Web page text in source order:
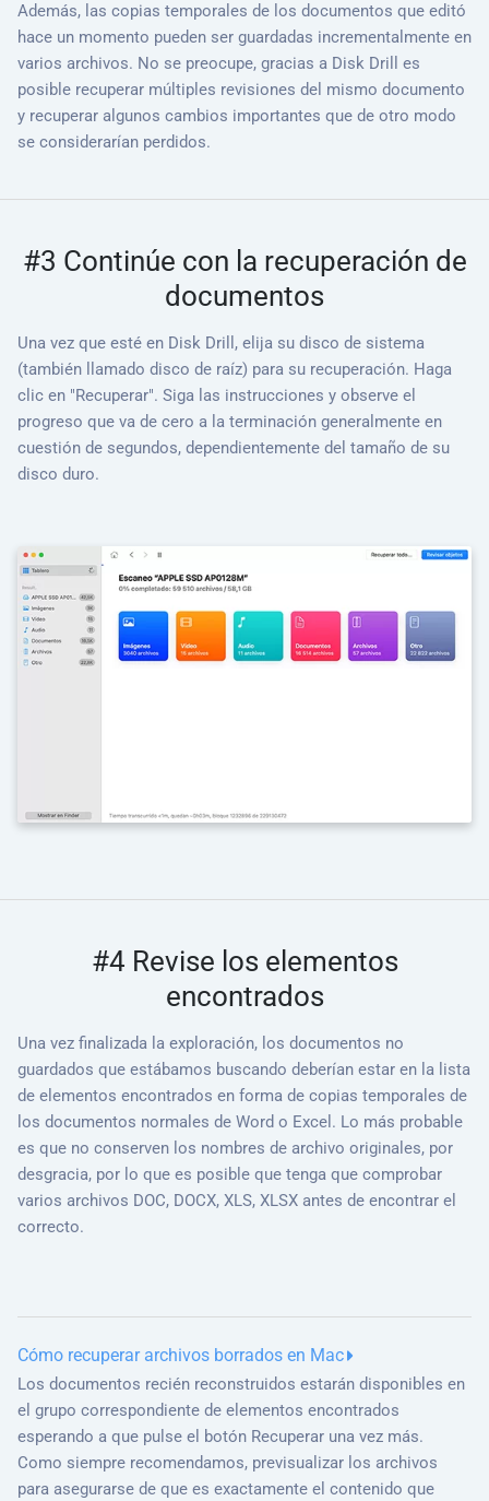
Además, las copias temporales de los documentos que editó
hace un momento pueden ser guardadas incrementalmente en
varios archivos. No se preocupe, gracias a Disk Drill es
posible recuperar múltiples revisiones del mismo documento
y recuperar algunos cambios importantes que de otro modo
se considerarían perdidos.
#3 Continúe con la recuperación de
documentos
Una vez que esté en Disk Drill, elija su disco de sistema
(también llamado disco de raíz) para su recuperación. Haga
clic en "Recuperar". Siga las instrucciones y observe el
progreso que va de cero a la terminación generalmente en
cuestión de segundos, dependientemente del tamaño de su
disco duro.
#4 Revise los elementos
encontrados
Una vez finalizada la exploración, los documentos no
guardados que estábamos buscando deberían estar en la lista
de elementos encontrados en forma de copias temporales de
los documentos normales de Word o Excel. Lo más probable
es que no conserven los nombres de archivo originales, por
desgracia, por lo que es posible que tenga que comprobar
varios archivos DOC, DOCX, XLS, XLSX antes de encontrar el
correcto.
Cómo recuperar archivos borrados en Mac
Los documentos recién reconstruidos estarán disponibles en
el grupo correspondiente de elementos encontrados
esperando a que pulse el botón Recuperar una vez más.
Como siempre recomendamos, previsualizar los archivos
para asegurarse de que es exactamente el contenido que